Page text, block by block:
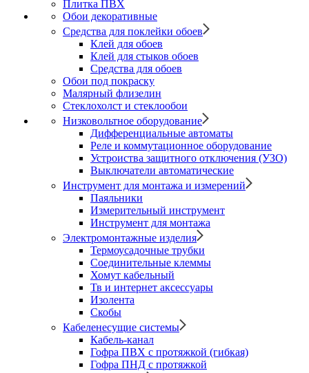
Плитка ПВХ
Обои декоративные
Средства для поклейки обоев
Клей для обоев
Клей для стыков обоев
Средства для обоев
Обои под покраску
Малярный флизелин
Стеклохолст и стеклообои
Низковольтное оборудование
Дифференциальные автоматы
Реле и коммутационное оборудование
Устроиства защитного отключения (УЗО)
Выключатели автоматические
Инструмент для монтажа и измерений
Паяльники
Измерительный инструмент
Инструмент для монтажа
Электромонтажные изделия
Термоусадочные трубки
Соединительные клеммы
Хомут кабельный
Тв и интернет аксессуары
Изолента
Скобы
Кабеленесущие системы
Кабель-канал
Гофра ПВХ с протяжкой (гибкая)
Гофра ПНД с протяжкой